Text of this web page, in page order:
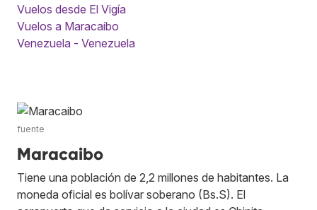
Vuelos desde El Vigía
Vuelos a Maracaibo
Venezuela - Venezuela
fuente
Maracaibo
Tiene una población de 2,2 millones de habitantes. La
moneda oficial es bolívar soberano (Bs.S). El